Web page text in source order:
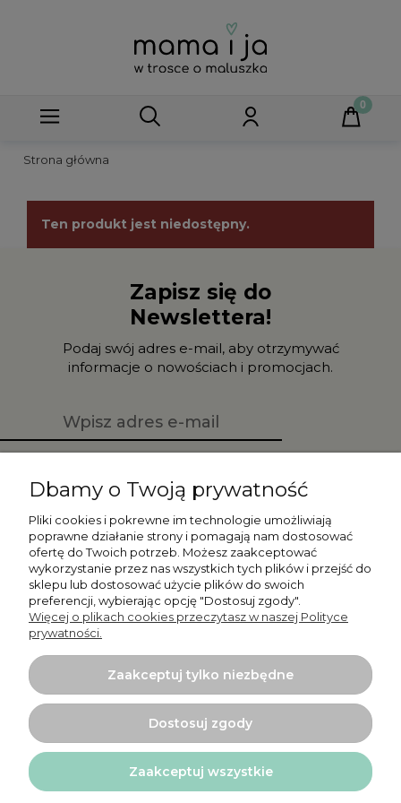
Strona główna
Ten produkt jest niedostępny.
Zapisz się do
Newslettera!
Podaj swój adres e-mail, aby otrzymywać
informacje o nowościach i promocjach.
Moje konto
Płatności i dostawa
Informacje
O nas
Projekt i wykonanie:Ecommercy.pl
Dbamy o Twoją prywatność
Pliki cookies i pokrewne im technologie umożliwiają
poprawne działanie strony i pomagają nam dostosować
ofertę do Twoich potrzeb. Możesz zaakceptować
wykorzystanie przez nas wszystkich tych plików i przejść do
sklepu lub dostosować użycie plików do swoich
preferencji, wybierając opcję "Dostosuj zgody".
Więcej o plikach cookies przeczytasz w naszej Polityce
prywatności.
Zaakceptuj tylko niezbędne
Dostosuj zgody
Zaakceptuj wszystkie